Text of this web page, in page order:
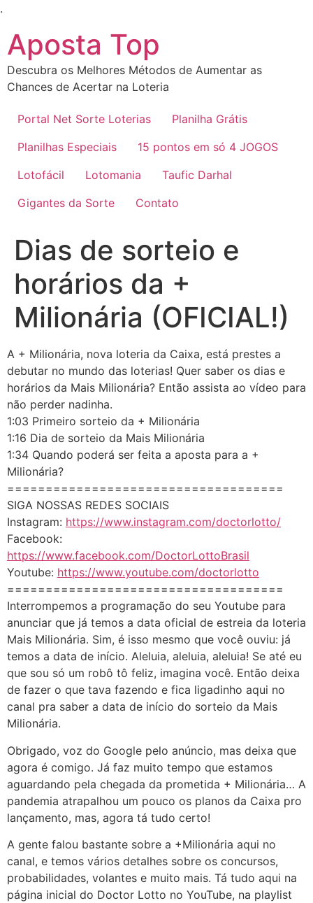
.
conteúdo
Aposta Top
Descubra os Melhores Métodos de Aumentar as
Chances de Acertar na Loteria
Portal Net Sorte Loterias
Planilha Grátis
Planilhas Especiais
15 pontos em só 4 JOGOS
Lotofácil
Lotomania
Taufic Darhal
Gigantes da Sorte
Contato
Dias de sorteio e
horários da +
Milionária (OFICIAL!)
A + Milionária, nova loteria da Caixa, está prestes a
debutar no mundo das loterias! Quer saber os dias e
horários da Mais Milionária? Então assista ao vídeo para
não perder nadinha.
1:03 Primeiro sorteio da + Milionária
1:16 Dia de sorteio da Mais Milionária
1:34 Quando poderá ser feita a aposta para a +
Milionária?
====================================
SIGA NOSSAS REDES SOCIAIS
Instagram: https://www.instagram.com/doctorlotto/
Facebook:
https://www.facebook.com/DoctorLottoBrasil
Youtube: https://www.youtube.com/doctorlotto
====================================
Interrompemos a programação do seu Youtube para
anunciar que já temos a data oficial de estreia da loteria
Mais Milionária. Sim, é isso mesmo que você ouviu: já
temos a data de início. Aleluia, aleluia, aleluia! Se até eu
que sou só um robô tô feliz, imagina você. Então deixa
de fazer o que tava fazendo e fica ligadinho aqui no
canal pra saber a data de início do sorteio da Mais
Milionária.
Obrigado, voz do Google pelo anúncio, mas deixa que
agora é comigo. Já faz muito tempo que estamos
aguardando pela chegada da prometida + Milionária… A
pandemia atrapalhou um pouco os planos da Caixa pro
lançamento, mas, agora tá tudo certo!
A gente falou bastante sobre a +Milionária aqui no
canal, e temos vários detalhes sobre os concursos,
probabilidades, volantes e muito mais. Tá tudo aqui na
página inicial do Doctor Lotto no YouTube, na playlist